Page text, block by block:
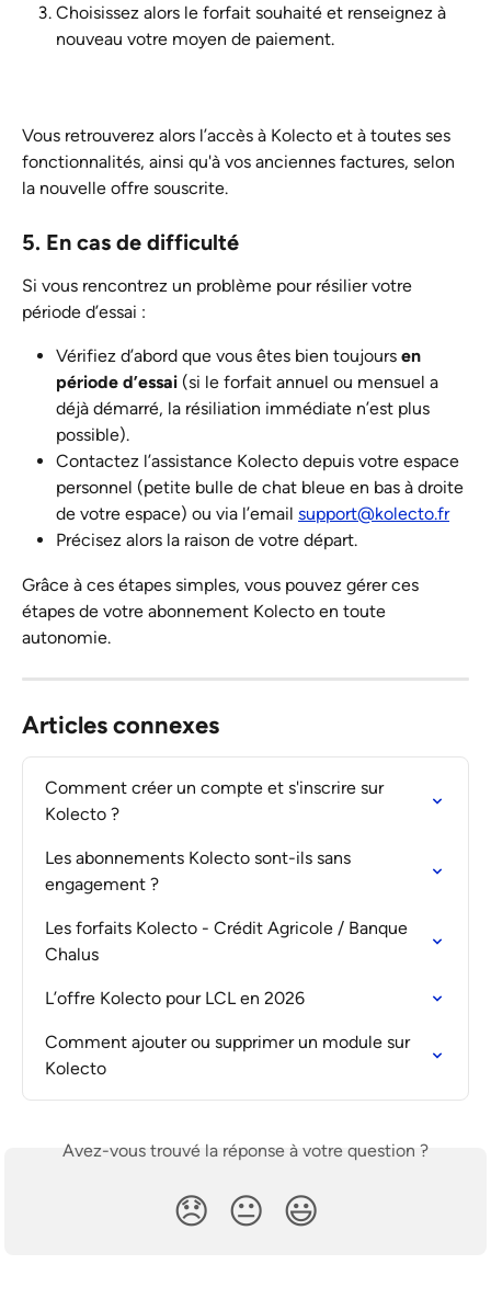
Choisissez alors le forfait souhaité et renseignez à
nouveau votre moyen de paiement.
Vous retrouverez alors l’accès à Kolecto et à toutes ses
fonctionnalités, ainsi qu'à vos anciennes factures, selon
la nouvelle offre souscrite.
5. En cas de difficulté
Si vous rencontrez un problème pour résilier votre
période d’essai :
Vérifiez d’abord que vous êtes bien toujours en
période d’essai (si le forfait annuel ou mensuel a
déjà démarré, la résiliation immédiate n’est plus
possible).
Contactez l’assistance Kolecto depuis votre espace
personnel (petite bulle de chat bleue en bas à droite
de votre espace) ou via l’email support@kolecto.fr
Précisez alors la raison de votre départ.
Grâce à ces étapes simples, vous pouvez gérer ces
étapes de votre abonnement Kolecto en toute
autonomie.
Articles connexes
Comment créer un compte et s'inscrire sur
Kolecto ?
Les abonnements Kolecto sont-ils sans
engagement ?
Les forfaits Kolecto - Crédit Agricole / Banque
Chalus
L’offre Kolecto pour LCL en 2026
Comment ajouter ou supprimer un module sur
Kolecto
Avez-vous trouvé la réponse à votre question ?
😞 😐 😃